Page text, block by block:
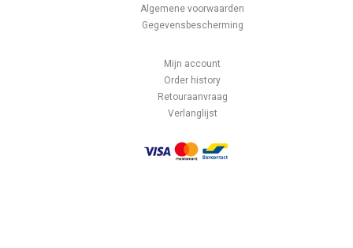
Algemene voorwaarden
Gegevensbescherming
Mijn account
Order history
Retouraanvraag
Verlanglijst